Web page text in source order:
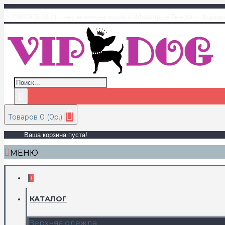
Товаров 0 (0р.)
Ваша корзина пуста!
МЕНЮ
+
КАТАЛОГ
Верхняя одежда